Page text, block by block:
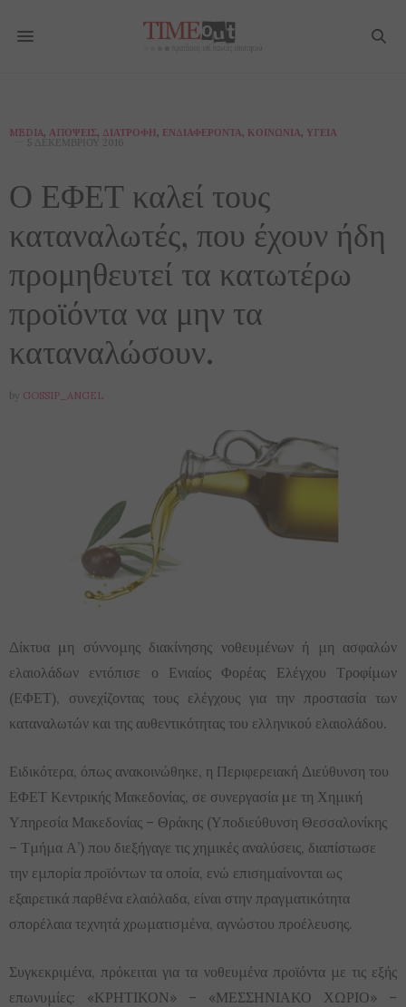
MEDIA, ΑΠΌΨΕΙΣ, ΔΙΑΤΡΟΦΉ, ΕΝΔΙΑΦΈΡΟΝΤΑ, ΚΟΙΝΩΝΊΑ, ΥΓΕΊΑ
5 ΔΕΚΕΜΒΡΊΟΥ 2016
Ο ΕΦΕΤ καλεί τους
καταναλωτές, που έχουν ήδη
προμηθευτεί τα κατωτέρω
προϊόντα να μην τα
καταναλώσουν.
by GOSSIP_ANGEL
Δίκτυα µη σύννομης διακίνησης νοθευμένων ή μη ασφαλών
ελαιολάδων εντόπισε ο Ενιαίος Φορέας Ελέγχου Τροφίμων
(ΕΦΕΤ), συνεχίζοντας τους ελέγχους για την προστασία των
καταναλωτών και της αυθεντικότητας του ελληνικού ελαιολάδου.
Ειδικότερα, όπως ανακοινώθηκε, η Περιφερειακή Διεύθυνση του
ΕΦΕΤ Κεντρικής Μακεδονίας, σε συνεργασία µε τη Χημική
Υπηρεσία Μακεδονίας – Θράκης (Υποδιεύθυνση Θεσσαλονίκης
– Τμήμα Α’) που διεξήγαγε τις χημικές αναλύσεις, διαπίστωσε
την εμπορία προϊόντων τα οποία, ενώ επισημαίνονται ως
εξαιρετικά παρθένα ελαιόλαδα, είναι στην πραγματικότητα
σπορέλαια τεχνητά χρωματισμένα, αγνώστου προέλευσης.
Συγκεκριμένα, πρόκειται για τα νοθευμένα προϊόντα με τις εξής
επωνυμίες: «ΚΡΗΤΙΚΟΝ» – «ΜΕΣΣΗΝΙΑΚΟ ΧΩΡΙΟ» –